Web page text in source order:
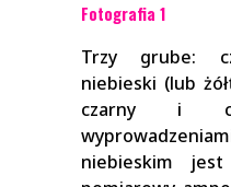
Fotografia 1
Trzy grube:
niebieski (lub
czarny i
niebieskim